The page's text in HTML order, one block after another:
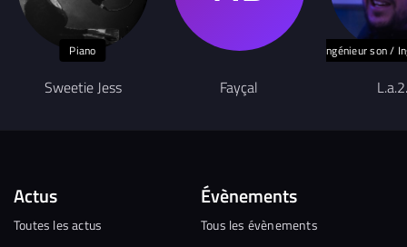
Piano
Sweetie Jess Fayçal
Ingénieur son /
Actus
Toutes les actus
Évènements
Tous les évènements